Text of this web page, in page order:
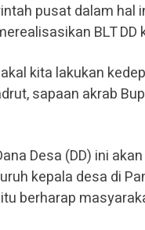
pusat dalam hal
BLT
kita lakukan
sapaan akrab
Desa (DD) ini
kepala desa di
berharap